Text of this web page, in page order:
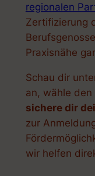
regionalen
Zertifizierung
Praxisnähe
Schau dir
an, wähle
sichere dir
zur
wir helfen